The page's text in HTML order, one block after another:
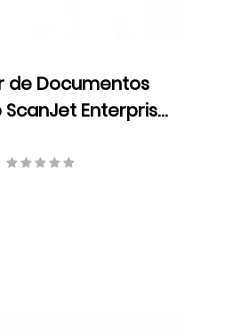
de Documentos
ScanJet Enterprise
75 ppm/150 ipm,